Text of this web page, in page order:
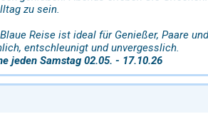
zu sein.
Reise ist ideal für Genießer, Paare
entschleunigt und unvergesslich.
jeden Samstag 02.05. - 17.10.26